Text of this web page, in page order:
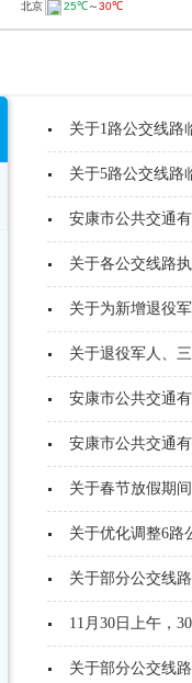
关于1路公交线路
关于5路公交线路
安康市公共交通
关于各公交线路
关于为新增退役
关于退役军人、
安康市公共交通
安康市公共交通
关于春节放假期
关于优化调整6路
关于部分公交线
11月30日上午，
关于部分公交线